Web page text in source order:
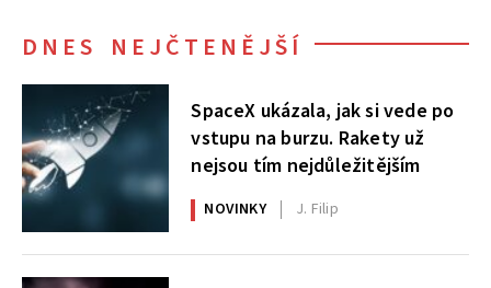
DNES NEJČTENĚJŠÍ
SpaceX ukázala, jak si vede po
vstupu na burzu. Rakety už
nejsou tím nejdůležitějším
NOVINKY J. Filip